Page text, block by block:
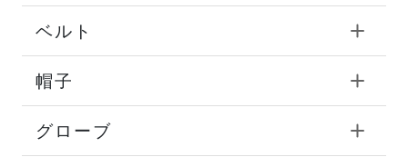
ベルト
帽子
グローブ